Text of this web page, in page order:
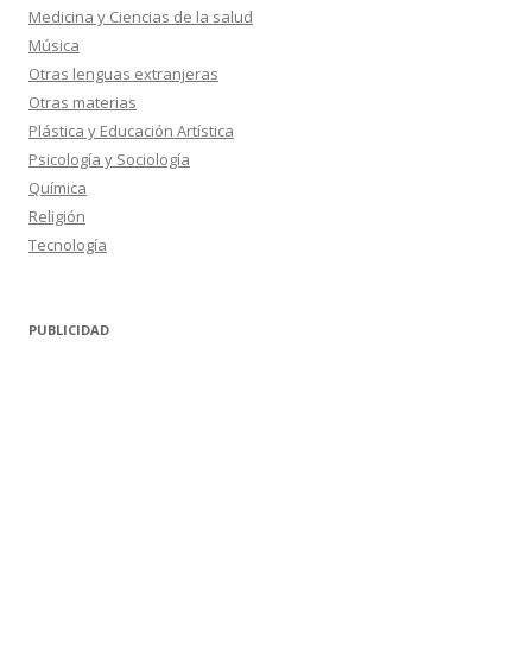
Medicina y Ciencias de la salud
Música
Otras lenguas extranjeras
Otras materias
Plástica y Educación Artística
Psicología y Sociología
Química
Religión
Tecnología
PUBLICIDAD